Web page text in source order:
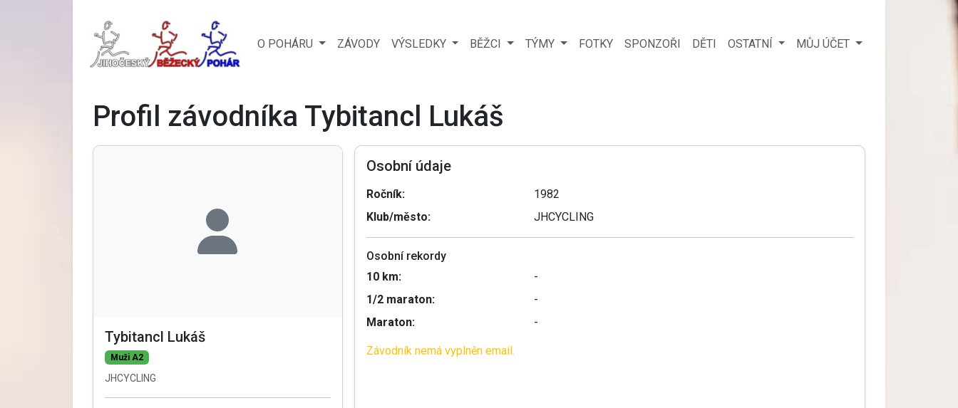
O POHÁRU ZÁVODY VÝSLEDKY BĚŽCI TÝMY FOTKY SPONZOŘI DĚTI OSTATNÍ MŮJ ÚČET
Profil závodníka Tybitancl Lukáš
Tybitancl Lukáš
Muži A2
JHCYCLING
Osobní údaje
Ročník:
1982
Klub/město:
JHCYCLING
Osobní rekordy
10 km:
-
1/2 maraton:
-
Maraton:
-
Závodník nemá vyplněn email.